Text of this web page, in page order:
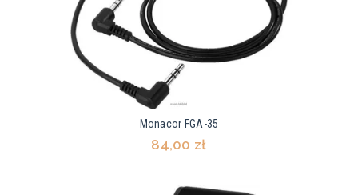
Monacor FGA-35
84,00 zł